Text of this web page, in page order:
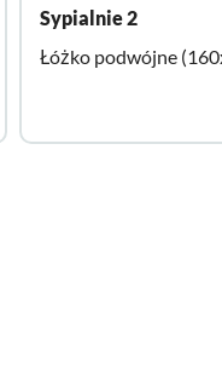
Sypialnie 2
Łóżko podwójne